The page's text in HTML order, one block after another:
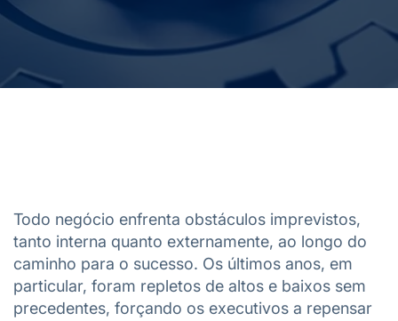
Todo negócio enfrenta obstáculos imprevistos,
tanto interna quanto externamente, ao longo do
caminho para o sucesso. Os últimos anos, em
particular, foram repletos de altos e baixos sem
precedentes, forçando os executivos a repensar